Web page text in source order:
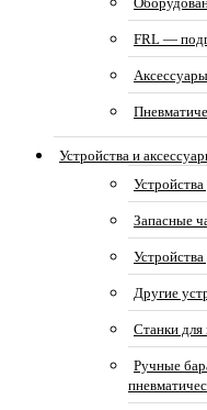
FRL —
Устройства и
Запасные
Другие
Станки
Ручные